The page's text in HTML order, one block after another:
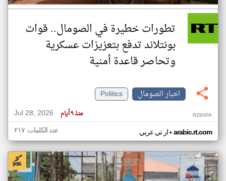
تطورات خطيرة في الصومال.. قوات
بونتلاند تدفع بتعزيزات عسكرية
وتحاصر قاعدة أمنية
اخبار الصومال
Politics
Jul 28, 2026
منذ ٩ أيام RZ60PA
ار تي عربي• arabic.rt.com عدد الكلمات: ٢١٧